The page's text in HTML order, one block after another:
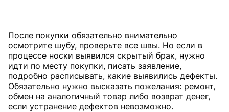
После покупки обязательно внимательно
осмотрите шубу, проверьте все швы. Но если в
процессе носки выявился скрытый брак, нужно
идти по месту покупки, писать заявление,
подробно расписывать, какие выявились дефекты.
Обязательно нужно высказать пожелания: ремонт,
обмен на аналогичный товар либо возврат денег,
если устранение дефектов невозможно.